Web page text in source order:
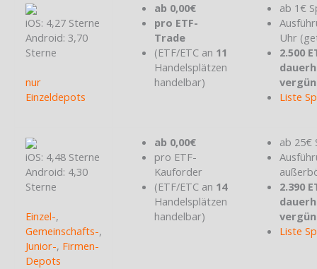
iOS: 4,27 Sterne
Android: 3,70
Sterne
nur
Einzeldepots
ab 0,00€
pro ETF-
Trade
(ETF/ETC an 11
Handelsplätzen
handelbar)
ab 1€
Uhr
2.500
Liste
iOS: 4,48 Sterne
Android: 4,30
Sterne
Einzel-,
Gemeinschafts-,
Junior-, Firmen-
Depots
ab 0,00€
pro ETF-
Kauforder
(ETF/ETC an 14
Handelsplätzen
handelbar)
ab 25€
2.390
Liste